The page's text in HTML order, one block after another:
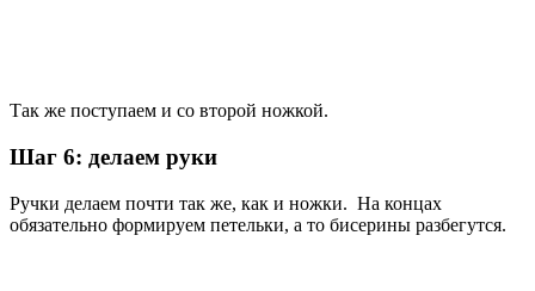
Так же поступаем и со второй ножкой.
Шаг 6: делаем руки
Ручки делаем почти так же, как и ножки. На концах
обязательно формируем петельки, а то бисерины разбегутся.